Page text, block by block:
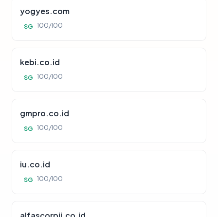
yogyes.com
SG 100/100
kebi.co.id
SG 100/100
gmpro.co.id
SG 100/100
iu.co.id
SG 100/100